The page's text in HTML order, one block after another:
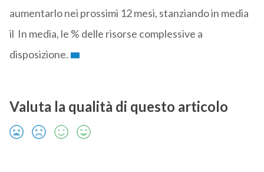
aumentarlo nei prossimi 12 mesi, stanziando in media
il In media, le % delle risorse complessive a
disposizione.
Valuta la qualità di questo articolo